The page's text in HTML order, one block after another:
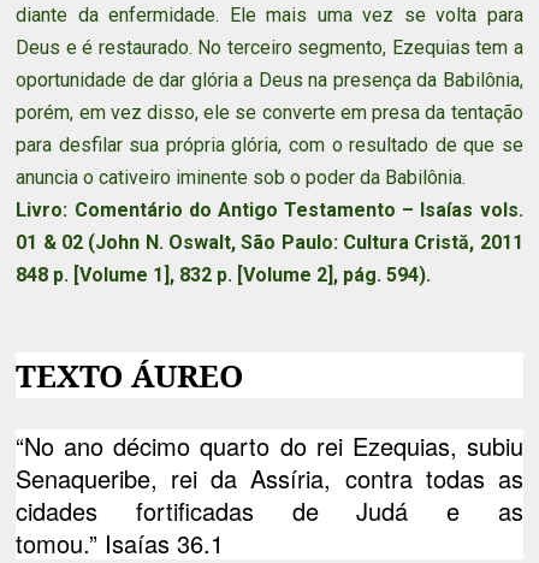
diante da enfermidade. Ele mais uma vez se volta para
Deus e é restaurado. No terceiro segmento, Ezequias tem a
oportunidade de dar glória a Deus na presença da Babilônia,
porém, em vez disso, ele se converte em presa da tentação
para desfilar sua própria glória, com o resultado de que se
anuncia o cativeiro iminente sob o poder da Babilônia.
Livro: Comentário do Antigo Testamento – Isaías vols.
01 & 02 (John N. Oswalt, São Paulo: Cultura Cristă, 2011
848 p. [Volume 1], 832 p. [Volume 2], pág. 594).
TEXTO ÁUREO
“No ano décimo quarto do rei Ezequias, subiu
Senaqueribe, rei da Assíria, contra todas as
cidades fortificadas de Judá e as
tomou.” Isaías 36.1